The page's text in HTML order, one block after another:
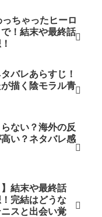
っちゃったヒーロ
！結末や最終話
バレあらすじ！
描く陰モラル青
ない？海外の反
い？ネタバレ感
】結末や最終話
完結はどうな
スと出会い覚